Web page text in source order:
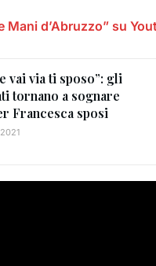
Mani d’Abruzzo” su
vai via ti sposo”: gli
tornano a sognare
Francesca sposi